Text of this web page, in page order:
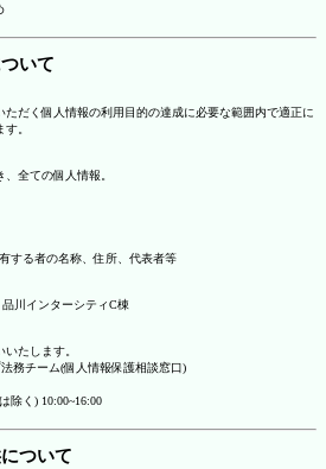
いて
ただく個人情報の利用目的の達成に必要な範囲内で適正に
。
全ての個人情報。
する者の名称、住所、代表者等
品川インターシティC棟
たします。
務チーム(個人情報保護相談窓口)
除く) 10:00~16:00
ついて